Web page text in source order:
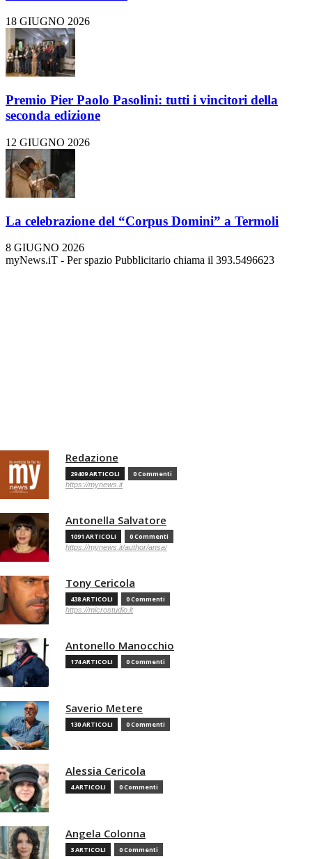
18 GIUGNO 2026
Premio Pier Paolo Pasolini: tutti i vincitori della
seconda edizione
12 GIUGNO 2026
La celebrazione del “Corpus Domini” a Termoli
8 GIUGNO 2026
myNews.iT - Per spazio Pubblicitario chiama il 393.5496623
Redazione
29409 ARTICOLI 0 Commenti
https://mynews.it
Antonella Salvatore
1091 ARTICOLI 0 Commenti
https://mynews.it/author/ansa/
Tony Cericola
438 ARTICOLI 0 Commenti
https://microstudio.it
Antonello Manocchio
174 ARTICOLI 0 Commenti
Saverio Metere
130 ARTICOLI 0 Commenti
Alessia Cericola
4 ARTICOLI 0 Commenti
Angela Colonna
3 ARTICOLI 0 Commenti